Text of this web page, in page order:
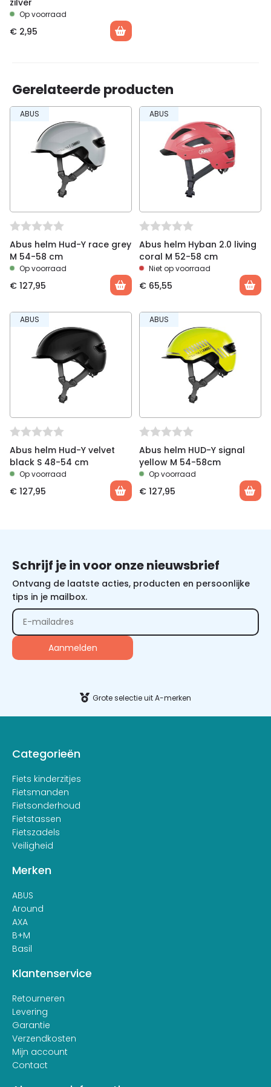
zilver
Op voorraad
€ 2,95
Gerelateerde producten
ABUS
Abus helm Hud-Y race grey
M 54-58 cm
Op voorraad
€ 127,95
ABUS
Abus helm Hyban 2.0 living
coral M 52-58 cm
Niet op voorraad
€ 65,55
ABUS
Abus helm Hud-Y velvet
black S 48-54 cm
Op voorraad
€ 127,95
ABUS
Abus helm HUD-Y signal
yellow M 54-58cm
Op voorraad
€ 127,95
Schrijf je in voor onze nieuwsbrief
Ontvang de laatste acties, producten en persoonlijke
tips in je mailbox.
Grote selectie uit A-merken
Categorieën
Fiets kinderzitjes
Fietsmanden
Fietsonderhoud
Fietstassen
Fietszadels
Veiligheid
Merken
ABUS
Around
AXA
B+M
Basil
Klantenservice
Retourneren
Levering
Garantie
Verzendkosten
Mijn account
Contact